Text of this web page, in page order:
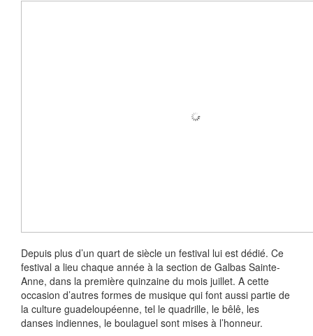
Depuis plus d’un quart de siècle un festival lui est dédié. Ce
festival a lieu chaque année à la section de Galbas Sainte-
Anne, dans la première quinzaine du mois juillet. A cette
occasion d’autres formes de musique qui font aussi partie de
la culture guadeloupéenne, tel le quadrille, le bêlê, les
danses indiennes, le boulaguel sont mises à l’honneur.